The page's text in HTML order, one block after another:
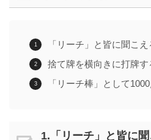
「リーチ」と皆に聞こ
捨て牌を横向きに打牌す
「リーチ棒」として
1.「リーチ」と皆に